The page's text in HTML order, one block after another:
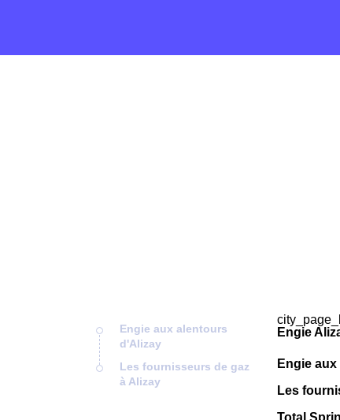
Engie aux alentours
d'Alizay
Les fournisseurs de gaz
à Alizay
Engie
Engie
Les
Total